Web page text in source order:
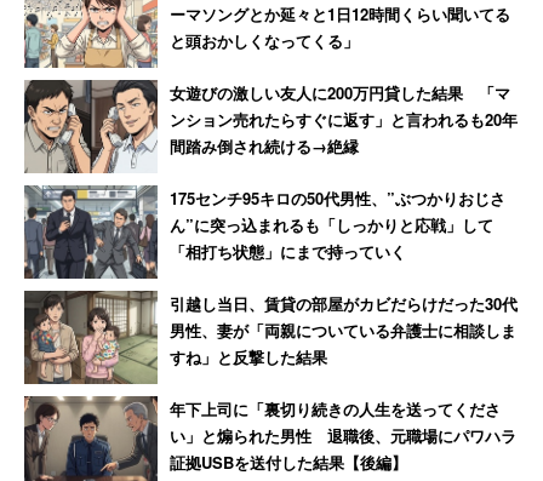
ーマソングとか延々と1日12時間くらい聞いてる
と頭おかしくなってくる」
女遊びの激しい友人に200万円貸した結果 「マ
ンション売れたらすぐに返す」と言われるも20年
間踏み倒され続ける→絶縁
175センチ95キロの50代男性、”ぶつかりおじさ
ん”に突っ込まれるも「しっかりと応戦」して
「相打ち状態」にまで持っていく
引越し当日、賃貸の部屋がカビだらけだった30代
男性、妻が「両親についている弁護士に相談しま
すね」と反撃した結果
年下上司に「裏切り続きの人生を送ってくださ
い」と煽られた男性 退職後、元職場にパワハラ
証拠USBを送付した結果【後編】